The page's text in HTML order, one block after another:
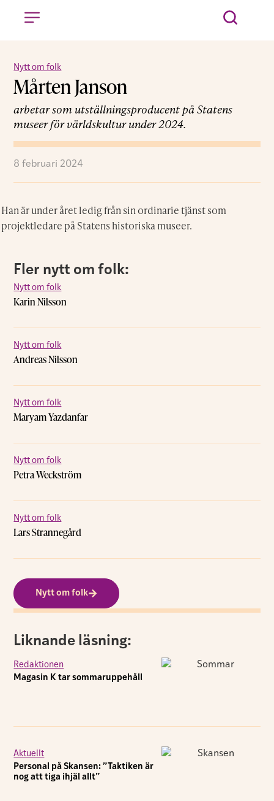
Nytt om folk
Mårten Janson
arbetar som utställningsproducent på Statens
museer för världskultur under 2024.
8 februari 2024
Han är under året ledig från sin ordinarie tjänst som
projektledare på Statens historiska museer.
Fler nytt om folk:
Nytt om folk
Karin Nilsson
Nytt om folk
Andreas Nilsson
Nytt om folk
Maryam Yazdanfar
Nytt om folk
Petra Weckström
Nytt om folk
Lars Strannegård
Nytt om folk
Liknande läsning:
Redaktionen
Magasin K tar sommaruppehåll
Aktuellt
Personal på Skansen: ”Taktiken är
nog att tiga ihjäl allt”